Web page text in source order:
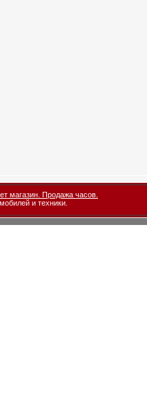
магазин. Продажа часов.
и техники.